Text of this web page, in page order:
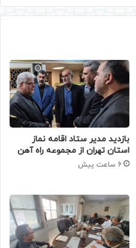
بازدید مدیر ستاد اقامه نماز
استان تهران از مجموعه راه آهن
6 ساعت پیش